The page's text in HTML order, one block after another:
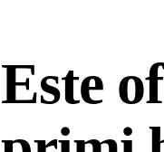
Este